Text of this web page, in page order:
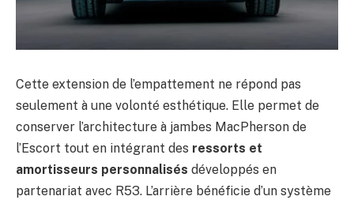
Cette extension de l’empattement ne répond pas
seulement à une volonté esthétique. Elle permet de
conserver l’architecture à jambes MacPherson de
l’Escort tout en intégrant des ressorts et
amortisseurs personnalisés développés en
partenariat avec R53. L’arrière bénéficie d’un système